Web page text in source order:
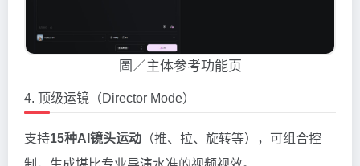
圖／主体参考功能页
4. 顶级运镜（Director Mode）
支持15种AI镜头运动 （推、拉、旋转等），可组合控